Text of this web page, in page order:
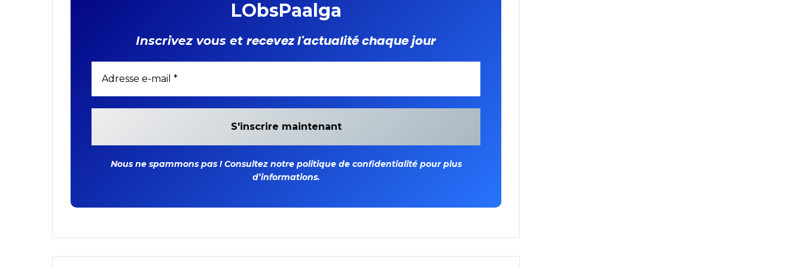
LObsPaalga
Inscrivez vous et recevez l'actualité chaque jour
Nous ne spammons pas ! Consultez notre politique de confidentialité pour plus
d’informations.